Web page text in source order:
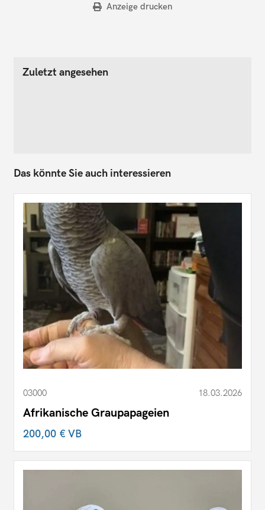
Anzeige drucken
Zuletzt angesehen
Das könnte Sie auch interessieren
03000 18.03.2026
Afrikanische Graupapageien
200,00 €VB